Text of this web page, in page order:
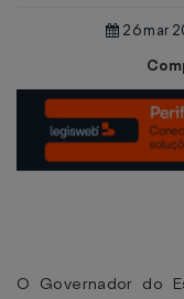
26 mar
O Governador do